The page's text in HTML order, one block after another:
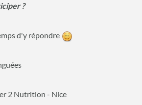
?
d'y répondre
2 Nutrition - Nice